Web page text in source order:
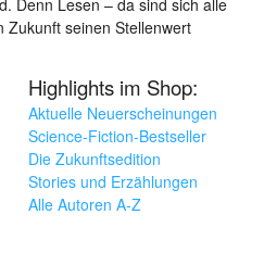
Denn Lesen – da sind sich alle
Zukunft seinen Stellenwert
Highlights im Shop:
Aktuelle Neuerscheinungen
Science-Fiction-Bestseller
Die Zukunftsedition
Stories und Erzählungen
Alle Autoren A-Z